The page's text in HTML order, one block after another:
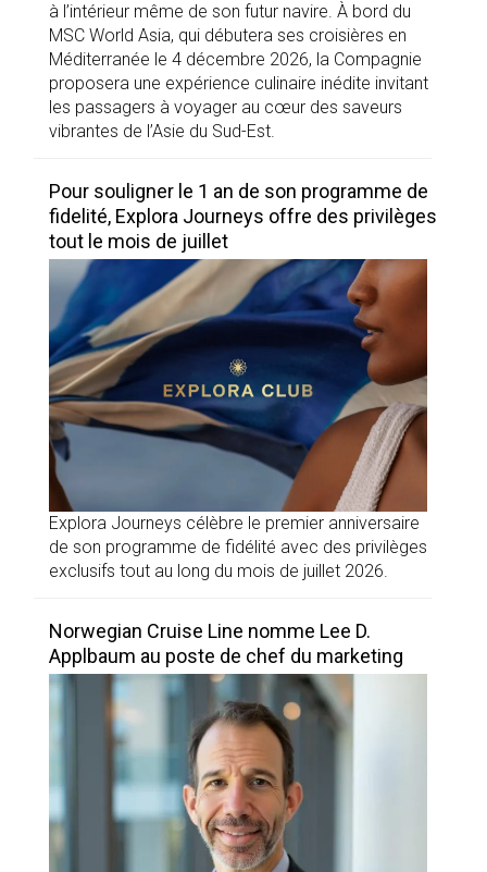
à l’intérieur même de son futur navire. À bord du
MSC World Asia, qui débutera ses croisières en
Méditerranée le 4 décembre 2026, la Compagnie
proposera une expérience culinaire inédite invitant
les passagers à voyager au cœur des saveurs
vibrantes de l’Asie du Sud-Est.
Pour souligner le 1 an de son programme de
fidelité, Explora Journeys offre des privilèges
tout le mois de juillet
Explora Journeys célèbre le premier anniversaire
de son programme de fidélité avec des privilèges
exclusifs tout au long du mois de juillet 2026.
Norwegian Cruise Line nomme Lee D.
Applbaum au poste de chef du marketing